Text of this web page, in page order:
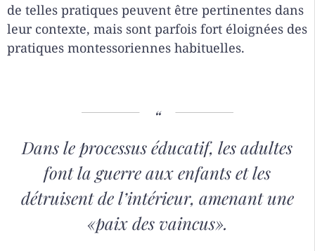
de telles pratiques peuvent être pertinentes dans
leur contexte, mais sont parfois fort éloignées des
pratiques montessoriennes habituelles.
Dans le processus éducatif, les adultes
font la guerre aux enfants et les
détruisent de l’intérieur, amenant une
«paix des vaincus».